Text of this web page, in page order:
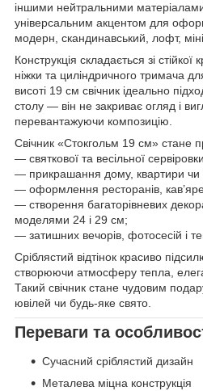
іншими нейтральними
універсальним акцентом для
модерн, скандинавський, лофт,
Конструкція складається зі стійкої
ніжки та циліндричного тримача
висоті 19 см свічник ідеально
столу — він не закриває огляд і
перевантажуючи композицію.
Свічник «Стокгольм 19 см» стане
— святкової та весільної
— прикрашання дому, квартири чи
— оформлення ресторанів,
— створення багаторівневих
моделями 24 і 29 см;
— затишних вечорів, фотосесій і
Сріблястий відтінок красиво
створюючи атмосферу тепла,
Такий свічник стане чудовим
ювілей чи будь-яке свято.
Переваги та
Сучасний сріблястий дизайн
Металева міцна конструкція